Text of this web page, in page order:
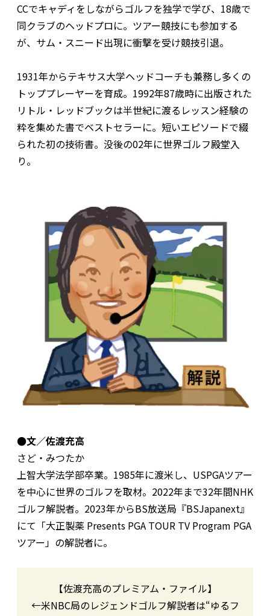
CCでキャディをしながらゴルフを独学で学び、18歳で
同クラブのヘッドプロに。ツアー競技にも参加する
が、サム・スニード出現に衝撃を受け競技引退。
1931年からテキサス大学ヘッドコーチも兼務し多くの
トッププレーヤーを育成。1992年87歳時に出版された
リトル・レッドブックは半世紀に渡るレッスン経験の
粋を集めた書でベストセラーに。短いエピソードで綴
られた初の技術書。没後の02年に世界ゴルフ殿堂入
り。
●文／佐渡充高
さど・みつたか
上智大学法学部卒業。1985年に渡米し、USPGAツアー
を中心に世界のゴルフを取材。2022年まで32年間NHK
ゴルフ解説者。2023年からBS放送局『BSJapanext』
にて「大正製薬 Presents PGA TOUR TV Program PGA
ツアー」の解説者に。
【佐渡充高のプレミアム・ファイル】
←米NBC局のレジェンドゴルフ解説者は“ゆるフ